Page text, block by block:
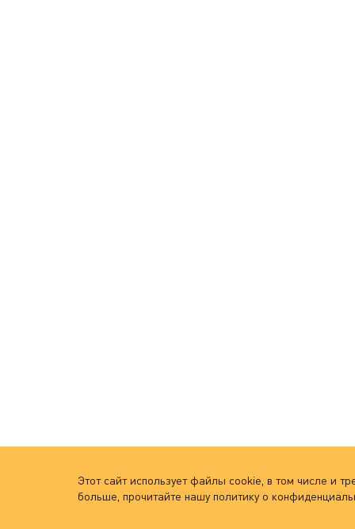
Этот сайт использует файлы cookie, в том числе и
больше, прочитайте нашу политику о